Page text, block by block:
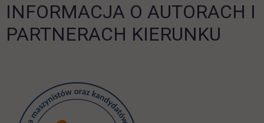
INFORMACJA O AUTORACH I
PARTNERACH KIERUNKU